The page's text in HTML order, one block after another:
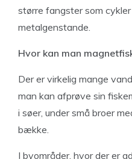
større fangster som
metalgenstande.
Hvor kan man
Der er virkelig mange
man kan afprøve sin
i søer, under små broer
bække.
I byområder, hvor der er